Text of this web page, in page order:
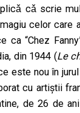
cǎ scrie
celor
ca “Chez
din 1944 (Le
este nou în
cu artiştii
de 26 de